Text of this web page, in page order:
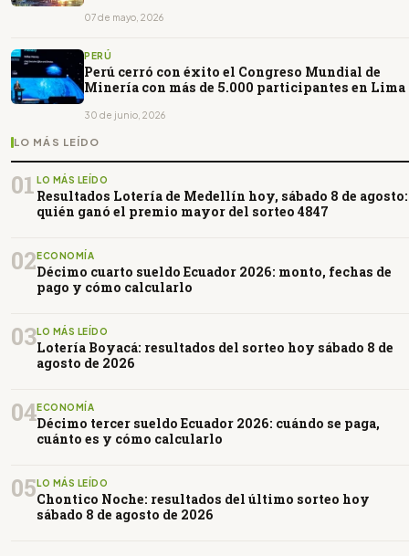
07 de mayo, 2026
PERÚ
Perú cerró con éxito el Congreso Mundial de
Minería con más de 5.000 participantes en Lima
30 de junio, 2026
LO MÁS LEÍDO
01 LO MÁS LEÍDO
Resultados Lotería de Medellín hoy, sábado 8 de agosto:
quién ganó el premio mayor del sorteo 4847
02 ECONOMÍA
Décimo cuarto sueldo Ecuador 2026: monto, fechas de
pago y cómo calcularlo
03LO MÁS LEÍDO
Lotería Boyacá: resultados del sorteo hoy sábado 8 de
agosto de 2026
04ECONOMÍA
Décimo tercer sueldo Ecuador 2026: cuándo se paga,
cuánto es y cómo calcularlo
05 LO MÁS LEÍDO
Chontico Noche: resultados del último sorteo hoy
sábado 8 de agosto de 2026